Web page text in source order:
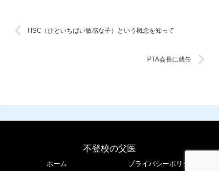
かし、結論から書いてしまう
と、...
についてきてくれることになりま
し...
HSC（ひといちばい敏感な子）という概念を知って
PTA会長に就任
不登校の父医
ホーム プライバシーポリシー